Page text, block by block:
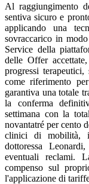
Al raggiungimento
sentiva sicuro e
applicando una
sovraccarico in
Service della
delle Offer
progressi
come riferimento
garantiva una totale
la conferma
settimana con la
novantatré per cento
clinici di mobilità,
dottoressa
eventuali reclami.
compenso sul
l'applicazione di